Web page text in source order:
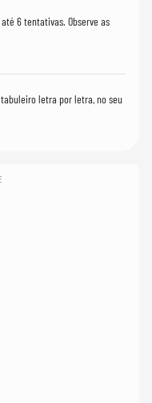
6 tentativas. Observe as
letra por letra, no seu